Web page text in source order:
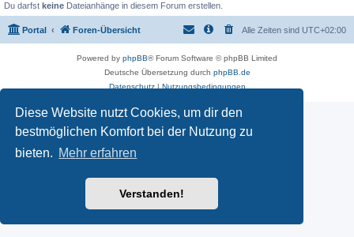
Diese Website nutzt Cookies, um dir den
bestmöglichen Komfort bei der Nutzung zu
bieten. Mehr erfahren
Verstanden!
Du darfst keine Dateianhänge in diesem Forum erstellen.
Portal Foren-Übersicht Alle Zeiten sind UTC+02:00
Powered by phpBB® Forum Software © phpBB Limited
Deutsche Übersetzung durch phpBB.de
Datenschutz| Nutzungsbedingungen